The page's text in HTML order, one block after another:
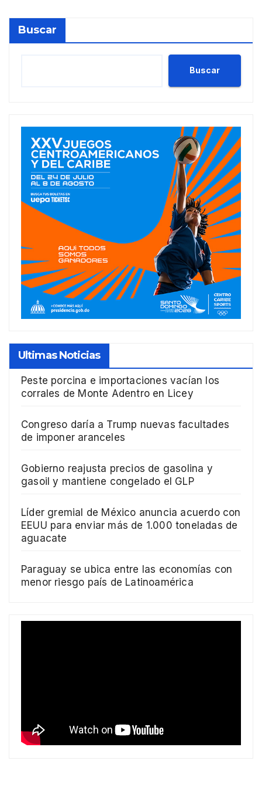
Buscar
Buscar
Ultimas Noticias
Peste porcina e importaciones vacían los
corrales de Monte Adentro en Licey
Congreso daría a Trump nuevas facultades
de imponer aranceles
Gobierno reajusta precios de gasolina y
gasoil y mantiene congelado el GLP
Líder gremial de México anuncia acuerdo con
EEUU para enviar más de 1.000 toneladas de
aguacate
Paraguay se ubica entre las economías con
menor riesgo país de Latinoamérica